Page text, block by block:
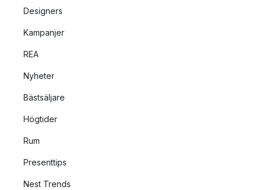
Designers
Kampanjer
REA
Nyheter
Bästsäljare
Högtider
Rum
Presenttips
Nest Trends